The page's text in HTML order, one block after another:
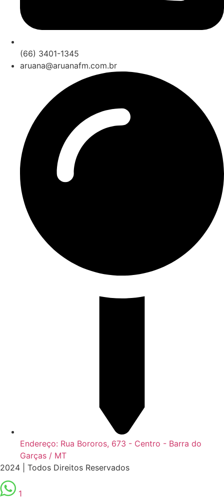
(66) 3401-1345
aruana@aruanafm.com.br
Endereço: Rua Bororos, 673 - Centro - Barra do
Garças / MT
2024 | Todos Direitos Reservados
1